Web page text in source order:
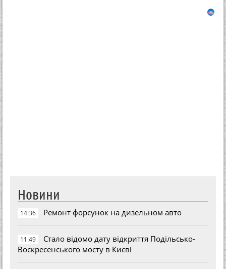
Новини
14:36 Ремонт форсунок на дизельном авто
11:49
Стало відомо дату відкриття Подільсько-
Воскресенського мосту в Києві